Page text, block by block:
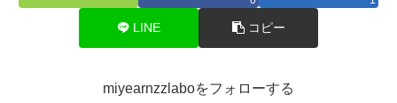
LINE コピー
miyearnzzlaboをフォローする